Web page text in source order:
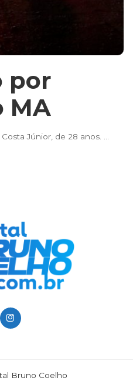
por
MA
Júnior, de 28 anos. ...
Bruno Coelho